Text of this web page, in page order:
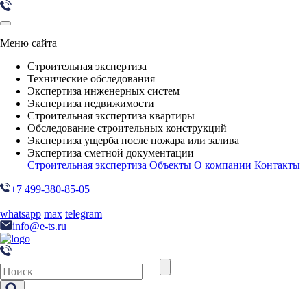
Меню сайта
Строительная экспертиза
Технические обследования
Экспертиза инженерных систем
Экспертиза недвижимости
Строительная экспертиза квартиры
Обследование строительных конструкций
Экспертиза ущерба после пожара или залива
Экспертиза сметной документации
Строительная экспертиза Объекты О компании Контакты
+7 499-380-85-05
whatsapp max telegram
info@e-ts.ru